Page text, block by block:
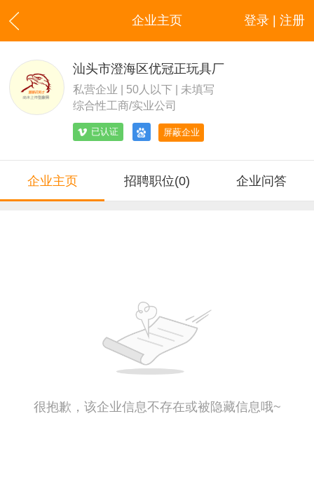
登录 | 注册
企业主页
汕头市澄海区优冠正玩具厂
私营企业 | 50人以下 | 未填写
综合性工商/实业公司
已认证 屏蔽企业
企业主页 招聘职位(0) 企业问答
很抱歉，该企业信息不存在或被隐藏信息哦~